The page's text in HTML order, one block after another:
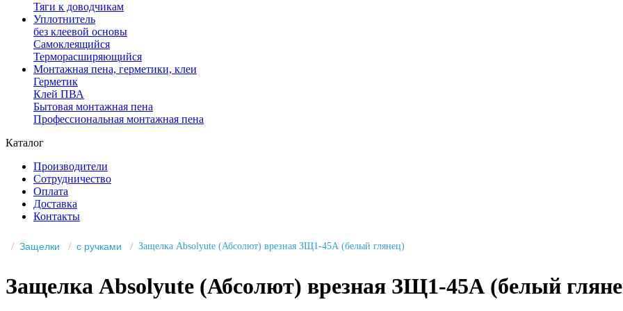
Тяги к доводчикам
Уплотнитель
без клеевой основы
Самоклеящийся
Терморасширяющийся
Монтажная пена, герметики, клеи
Герметик
Клей ПВА
Бытовая монтажная пена
Профессиональная монтажная пена
Каталог
Производители
Сотрудничество
Оплата
Доставка
Контакты
Защелки с ручками Защелка Absolyute (Абсолют) врезная ЗЩ1-45А (белый глянец)
Защелка Absolyute (Абсолют) врезная ЗЩ1-45А (белый